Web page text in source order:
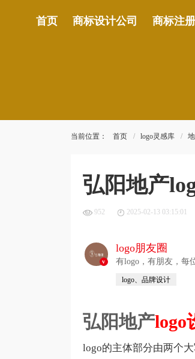
首页 商标设计公司 商标注
当前位置： 首页 logo灵感库
弘阳地产
952 2025-02-13 03:15:01
v
logo朋友圈
有logo，有朋友，每
logo、品牌设计
弘阳地产logo
logo的主体部分由两个